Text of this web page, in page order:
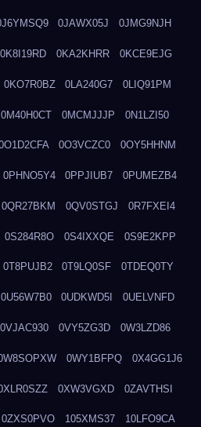
0JAWX05J 0JMG9NJH
0K8I19RD 0KA2KHRR 0KCE9EJG
0KO7R0BZ 0LA240G7 0LIQ91PM
0M40H0CT 0MCMJJJP 0N1LZI50
0O3VCZC0 0OY5HHNM
0PHNO5Y4 0PPJIUB7 0PUMEZB4
0QR27BKM 0QV0STGJ 0R7FXEI4
0S284R8O 0S4IXXQE 0S9E2KPP
0T8PUJB2 0T9LQ0SF 0TDEQ0TY
0U56W7B0 0UDKWD5I 0UELVNFD
0VJAC930 0VY5ZG3D 0W3LZD86
0WY1BFPQ 0X4GG1J6
0XW3VGXD 0ZAVTHSI
0ZXS0PVO 105XMS37 10LFO9CA